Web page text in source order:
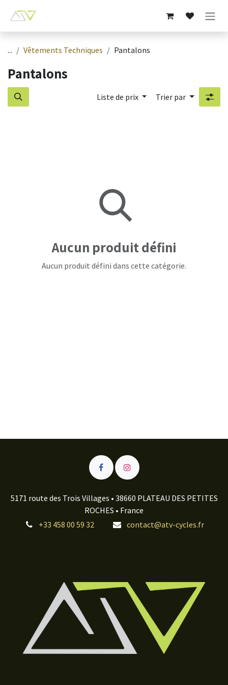
... Vêtements Techniques Pantalons
Pantalons
Liste de prix Trier par
Aucun produit défini
Aucun produit défini dans cette catégorie.
5171 route des Trois Villages • 38660 PLATEAU DES PETITES
ROCHES • France
+33 458 00 59 32
contact@atv-cycles.fr